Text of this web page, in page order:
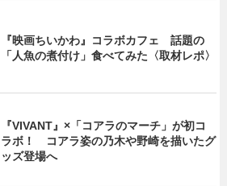
『映画ちいかわ』コラボカフェ 話題の
「人魚の煮付け」食べてみた〈取材レポ〉
『VIVANT』×「コアラのマーチ」が初コ
ラボ！ コアラ姿の乃木や野崎を描いたグ
ッズ登場へ